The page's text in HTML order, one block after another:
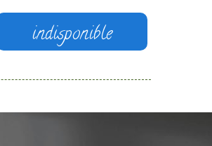
indisponible